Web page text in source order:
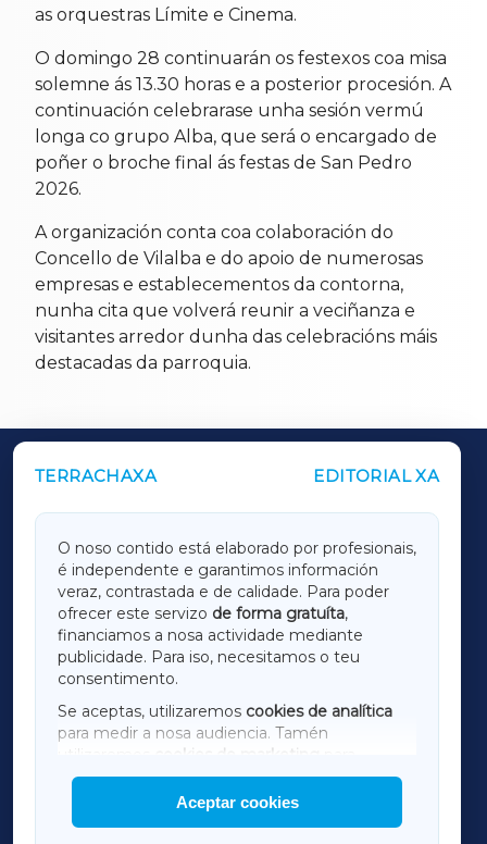
as orquestras Límite e Cinema.
O domingo 28 continuarán os festexos coa misa
solemne ás 13.30 horas e a posterior procesión. A
continuación celebrarase unha sesión vermú
longa co grupo Alba, que será o encargado de
poñer o broche final ás festas de San Pedro
2026.
A organización conta coa colaboración do
Concello de Vilalba e do apoio de numerosas
empresas e establecementos da contorna,
nunha cita que volverá reunir a veciñanza e
visitantes arredor dunha das celebracións máis
destacadas da parroquia.
TERRACHAXA EDITORIAL XA
O noso contido está elaborado por profesionais,
é independente e garantimos información
veraz, contrastada e de calidade. Para poder
ofrecer este servizo de forma gratuíta,
financiamos a nosa actividade mediante
publicidade. Para iso, necesitamos o teu
consentimento.
Se aceptas, utilizaremos cookies de analítica
para medir a nosa audiencia. Tamén
utilizaremos
cookies de marketing
mostrar publicidade de terceiros.
Así mesmo, podes personalizar a elección das
cookies que desexas permitir.
Aceptar cookies
OUTROS PERIÓDICOS
LUGOXA
TERRACHAXA
AMARIÑAXA
RIBEIRASACRAXA